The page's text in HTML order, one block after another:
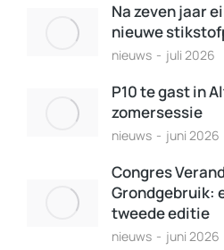
Na zeven jaar
nieuwe
nieuws juli 2026
P10 te gast in
zomersessie
nieuws juni 2026
Congres
Grondgebruik:
tweede editie
nieuws juni 2026